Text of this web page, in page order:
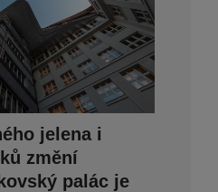
jelena i
změní
palác je